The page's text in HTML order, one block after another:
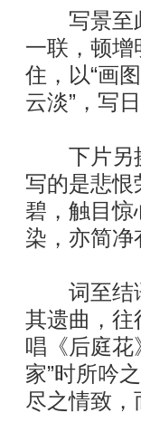
写景至此
一联，顿
住，以“画
云淡”，写
下片另换
写的是悲
碧，触目惊
染，亦简净
词至结语
其遗曲，往
唱《后庭花
家”时所吟
尽之情致，